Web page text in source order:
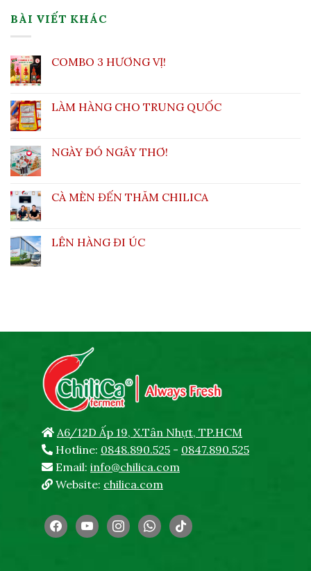
BÀI VIẾT KHÁC
COMBO 3 HƯƠNG VỊ!
LÀM HÀNG CHO TRUNG QUỐC
NGÀY ĐÓ NGÂY THƠ!
CÀ MÈN ĐẾN THĂM CHILICA
LÊN HÀNG ĐI ÚC
A6/12D Ấp 19, X.Tân Nhựt, TP.HCM
Hotline: 0848.890.525 - 0847.890.525
Email: info@chilica.com
Website: chilica.com
facebookyoutubeinstagramwhatsapp
tiktok